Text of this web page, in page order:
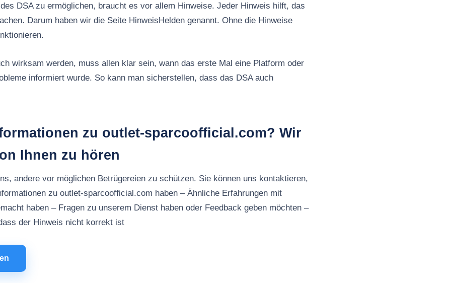
DSA zu ermöglichen, braucht es vor allem Hinweise. Jeder Hinweis hilft, das
Darum haben wir die Seite HinweisHelden genannt. Ohne die Hinweise
wirksam werden, muss allen klar sein, wann das erste Mal eine Platform oder
informiert wurde. So kann man sicherstellen, dass das DSA auch
zu outlet-sparcoofficial.com? Wir
Ihnen zu hören
andere vor möglichen Betrügereien zu schützen. Sie können uns kontaktieren,
zu outlet-sparcoofficial.com haben – Ähnliche Erfahrungen mit
haben – Fragen zu unserem Dienst haben oder Feedback geben möchten –
der Hinweis nicht korrekt ist